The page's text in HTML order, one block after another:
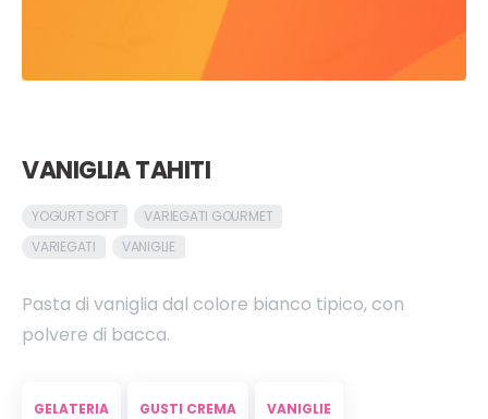
VANIGLIA TAHITI
YOGURT SOFT
VARIEGATI GOURMET
VARIEGATI
VANIGLIE
Pasta di vaniglia dal colore bianco tipico, con
polvere di bacca.
GELATERIA GUSTI CREMA VANIGLIE